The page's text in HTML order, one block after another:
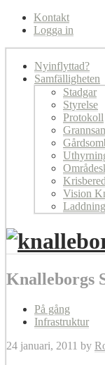
Kontakt
Logga in
Nyinflyttad?
Samfälligheten
Stadgar
Styrelse
Protokoll
Vision
Knalleborgs
På gång
Infrastruktur
24 januari, 2011 by